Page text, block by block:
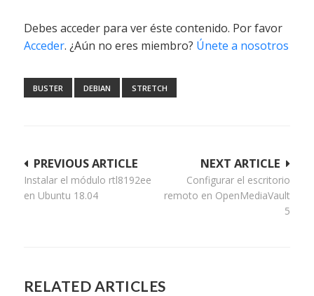
Debes acceder para ver éste contenido. Por favor
Acceder. ¿Aún no eres miembro? Únete a nosotros
BUSTER DEBIAN STRETCH
Navegación
de
NEXT ARTICLE
Configurar el escritorio
remoto en OpenMediaVault
5
PREVIOUS ARTICLE
Instalar el módulo rtl8192ee
en Ubuntu 18.04
RELATED ARTICLES